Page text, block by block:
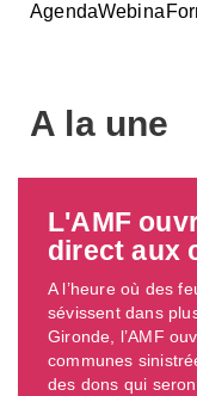
AgendaWebinaires
A la une
L'AMF
direct aux
A l’heure où des
sévissent dans
Gironde, l’AMF
communes
des dons qui